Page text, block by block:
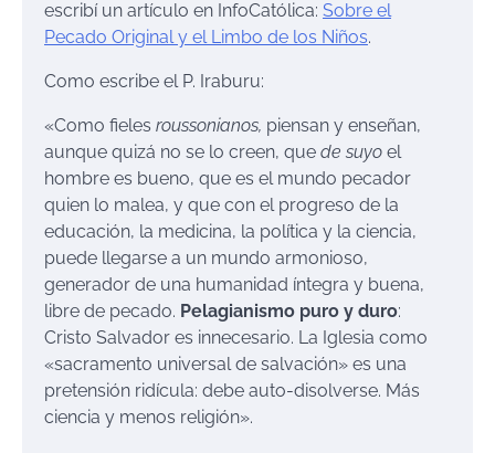
escribí un artículo en InfoCatólica: Sobre el
Pecado Original y el Limbo de los Niños.
Como escribe el P. Iraburu:
«Como fieles roussonianos, piensan y enseñan,
aunque quizá no se lo creen, que de suyo el
hombre es bueno, que es el mundo pecador
quien lo malea, y que con el progreso de la
educación, la medicina, la política y la ciencia,
puede llegarse a un mundo armonioso,
generador de una humanidad íntegra y buena,
libre de pecado. Pelagianismo puro y duro:
Cristo Salvador es innecesario. La Iglesia como
«sacramento universal de salvación» es una
pretensión ridícula: debe auto-disolverse. Más
ciencia y menos religión».